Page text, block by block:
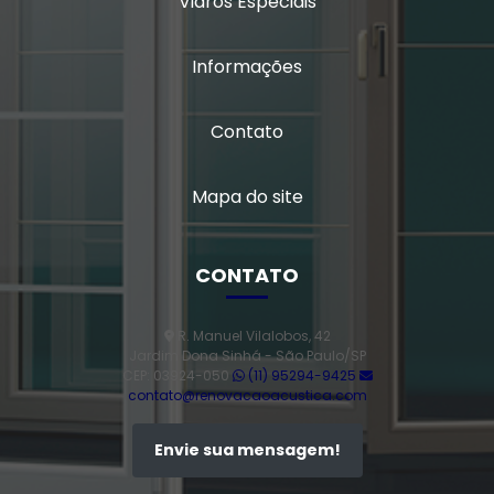
Escolha de Esquadrias: Guia Completo para
Esquadrias Acústicas: Como Melhorar o Conforto e
Esquadrias de Alumínio Sob Medida: Estilo e
Esquadrias de Alumínio Sob Medida: Estilo,
Durabilidade e Funcionalidade para sua Casa
Esquadrias de Alumínio Sob Medida: Melhore Seu
Espaço e Sua Qualidade de Vida
Informações
Contato
Mapa do site
CONTATO
R. Manuel Vilalobos, 42
Jardim Dona Sinhá - São Paulo/SP
CEP: 03924-050
(11) 95294-9425
contato@renovacaoacustica.com
Envie sua mensagem!